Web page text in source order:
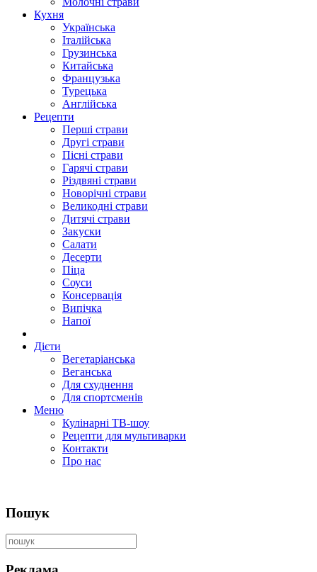
Кухня
Українська
Італійська
Грузинська
Китайська
Французька
Турецька
Англійська
Рецепти
Перші страви
Другі страви
Пісні страви
Гарячі страви
Різдвяні страви
Новорічні страви
Великодні страви
Дитячі страви
Закуски
Салати
Десерти
Піца
Соуси
Консервація
Випічка
Напої
Дієти
Вегетаріанська
Веганська
Для схуднення
Для спортсменів
Меню
Кулінарні ТВ-шоу
Рецепти для мультиварки
Контакти
Про нас
Пошук